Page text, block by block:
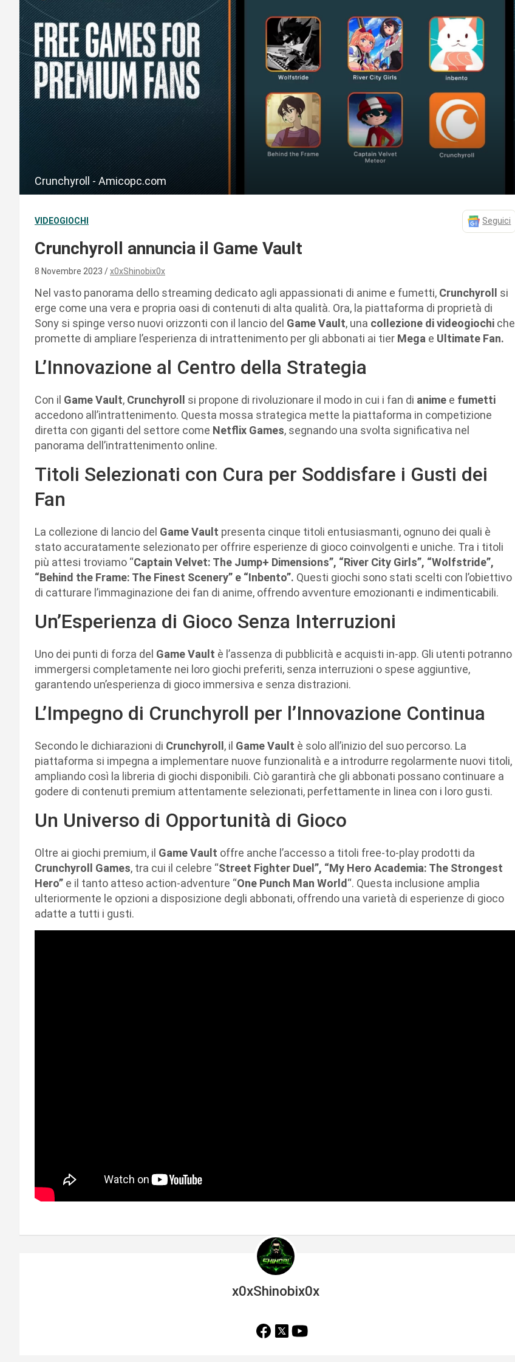
Crunchyroll - Amicopc.com
VIDEOGIOCHI Seguici
Crunchyroll annuncia il Game Vault
8 Novembre 2023 x0xShinobix0x
Nel vasto panorama dello streaming dedicato agli appassionati di anime e fumetti, Crunchyroll si
erge come una vera e propria oasi di contenuti di alta qualità. Ora, la piattaforma di proprietà di
Sony si spinge verso nuovi orizzonti con il lancio del Game Vault, una collezione di videogiochi che
promette di ampliare l’esperienza di intrattenimento per gli abbonati ai tier Mega e Ultimate Fan.
L’Innovazione al Centro della Strategia
Con il Game Vault, Crunchyroll si propone di rivoluzionare il modo in cui i fan di anime e fumetti
accedono all’intrattenimento. Questa mossa strategica mette la piattaforma in competizione
diretta con giganti del settore come Netflix Games, segnando una svolta significativa nel
panorama dell’intrattenimento online.
Titoli Selezionati con Cura per Soddisfare i Gusti dei
Fan
La collezione di lancio del Game Vault presenta cinque titoli entusiasmanti, ognuno dei quali è
stato accuratamente selezionato per offrire esperienze di gioco coinvolgenti e uniche. Tra i titoli
più attesi troviamo “Captain Velvet: The Jump+ Dimensions”, “River City Girls”, “Wolfstride”,
“Behind the Frame: The Finest Scenery” e “Inbento”. Questi giochi sono stati scelti con l’obiettivo
di catturare l’immaginazione dei fan di anime, offrendo avventure emozionanti e indimenticabili.
Un’Esperienza di Gioco Senza Interruzioni
Uno dei punti di forza del Game Vault è l’assenza di pubblicità e acquisti in-app. Gli utenti potranno
immergersi completamente nei loro giochi preferiti, senza interruzioni o spese aggiuntive,
garantendo un’esperienza di gioco immersiva e senza distrazioni.
L’Impegno di Crunchyroll per l’Innovazione Continua
Secondo le dichiarazioni di Crunchyroll , il Game Vault è solo all’inizio del suo percorso. La
piattaforma si impegna a implementare nuove funzionalità e a introdurre regolarmente nuovi titoli,
ampliando così la libreria di giochi disponibili. Ciò garantirà che gli abbonati possano continuare a
godere di contenuti premium attentamente selezionati, perfettamente in linea con i loro gusti.
Un Universo di Opportunità di Gioco
Oltre ai giochi premium, il Game Vault offre anche l’accesso a titoli free-to-play prodotti da
Crunchyroll Games, tra cui il celebre “Street Fighter Duel”, “My Hero Academia: The Strongest
Hero” e il tanto atteso action-adventure “One Punch Man World “. Questa inclusione amplia
ulteriormente le opzioni a disposizione degli abbonati, offrendo una varietà di esperienze di gioco
adatte a tutti i gusti.
x0xShinobix0x